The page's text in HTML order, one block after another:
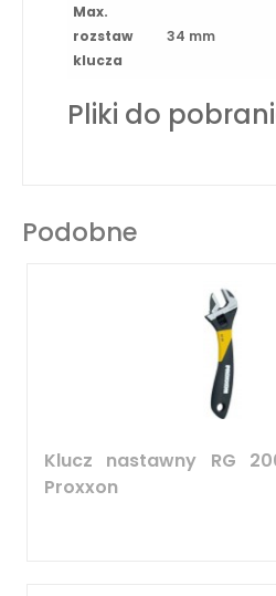
Max.
rozstaw
klucza
34 mm
Pliki do
Podobne
Klucz nastawny RG
Proxxon